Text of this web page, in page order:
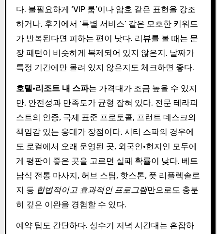
다. 불필요하게 ‘VIP 룸’이나 암호 같은 표현을 강조
하거나, 후기에서 ‘특별 서비스’ 같은 모호한 키워드
가 반복된다면 피하는 편이 낫다. 리뷰를 볼 때는 문
장 패턴이 비슷하게 복제되어 있지 않은지, 날짜가
특정 기간에만 몰려 있지 않은지도 체크하면 좋다.
호텔·리조트 내 스파는 가격대가 조금 높을 수 있지
만, 안전성과 만족도가 균형 잡혀 있다. 전문 테라피
스트의 인증, 국제 표준 프로토콜, 프런트 데스크의
책임감 있는 응대가 장점이다. 시티 스파의 경우에
도 로컬에서 오래 운영된 곳, 외국인·현지인 모두에
게 평판이 좋은 곳을 고르면 실패 확률이 낮다. 베트
남식 전통 마사지, 허브 스팀, 핫스톤, 풋 리플렉솔로
지 등 합법적이고 효과적인 프로그램만으로도 충분
히 깊은 이완을 경험할 수 있다.
예약 팁도 간단하다. 성수기 저녁 시간대는 혼잡하